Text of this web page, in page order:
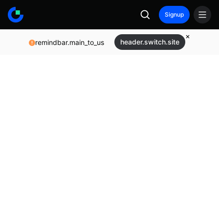
Signup
remindbar.main_to_us header.switch.site